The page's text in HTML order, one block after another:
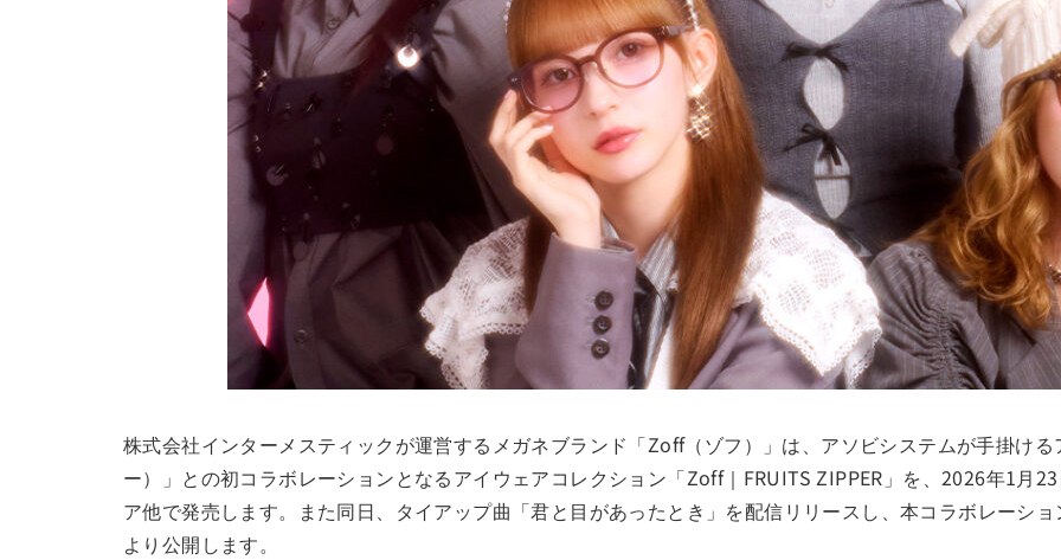
株式会社インターメスティックが運営するメガネブランド「Zoff（ゾフ）」は、アソビシステムが手掛け
ー）」との初コラボレーションとなるアイウェアコレクション「Zoff｜FRUITS ZIPPER」を、2026年1月
ア他で発売します。また同日、タイアップ曲「君と目があったとき」を配信リリースし、本コラボレーシ
より公開します。